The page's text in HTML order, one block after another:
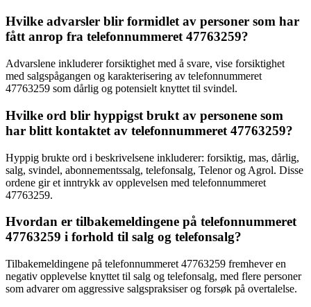
Hvilke advarsler blir formidlet av personer som har
fått anrop fra telefonnummeret 47763259?
Advarslene inkluderer forsiktighet med å svare, vise forsiktighet
med salgspågangen og karakterisering av telefonnummeret
47763259 som dårlig og potensielt knyttet til svindel.
Hvilke ord blir hyppigst brukt av personene som
har blitt kontaktet av telefonnummeret 47763259?
Hyppig brukte ord i beskrivelsene inkluderer: forsiktig, mas, dårlig,
salg, svindel, abonnementssalg, telefonsalg, Telenor og Agrol. Disse
ordene gir et inntrykk av opplevelsen med telefonnummeret
47763259.
Hvordan er tilbakemeldingene på telefonnummeret
47763259 i forhold til salg og telefonsalg?
Tilbakemeldingene på telefonnummeret 47763259 fremhever en
negativ opplevelse knyttet til salg og telefonsalg, med flere personer
som advarer om aggressive salgspraksiser og forsøk på overtalelse.